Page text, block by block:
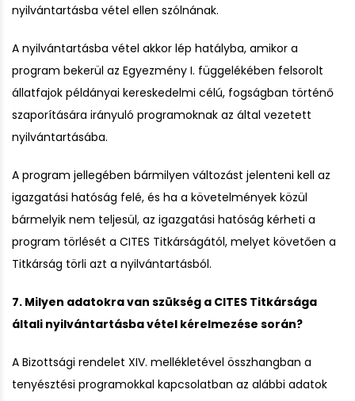
nyilvántartásba vétel ellen szólnának.
A nyilvántartásba vétel akkor lép hatályba, amikor a
program bekerül az Egyezmény I. függelékében felsorolt
állatfajok példányai kereskedelmi célú, fogságban történő
szaporítására irányuló programoknak az által vezetett
nyilvántartásába.
A program jellegében bármilyen változást jelenteni kell az
igazgatási hatóság felé, és ha a követelmények közül
bármelyik nem teljesül, az igazgatási hatóság kérheti a
program törlését a CITES Titkárságától, melyet követően a
Titkárság törli azt a nyilvántartásból.
7. Milyen adatokra van szükség a CITES Titkársága
általi nyilvántartásba vétel kérelmezése során?
A Bizottsági rendelet XIV. mellékletével összhangban a
tenyésztési programokkal kapcsolatban az alábbi adatok